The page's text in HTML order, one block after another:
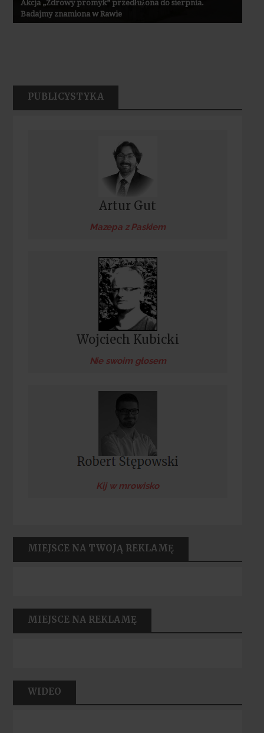
Akcja „Zdrowy promyk” przedłużona do sierpnia.
Badajmy znamiona w Rawie
PUBLICYSTYKA
Artur Gut
Mazepa z Paskiem
Wojciech Kubicki
Nie swoim głosem
Kij w mrowisko
MIEJSCE NA TWOJĄ REKLAMĘ
MIEJSCE NA REKLAMĘ
WIDEO